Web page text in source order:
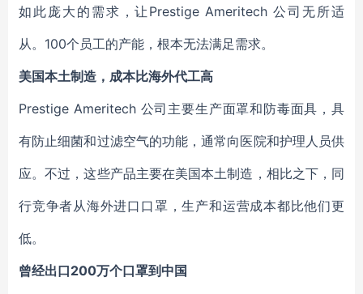
如此庞大的需求，让Prestige Ameritech 公司无所适
从。100个员工的产能，根本无法满足需求。
美国本土制造，成本比海外代工高
Prestige Ameritech 公司主要生产面罩和防毒面具，具
有防止细菌和过滤空气的功能，通常向医院和护理人员供
应。不过，这些产品主要在美国本土制造，相比之下，同
行竞争者从海外进口口罩，生产和运营成本都比他们更
低。
曾经出口200万个口罩到中国